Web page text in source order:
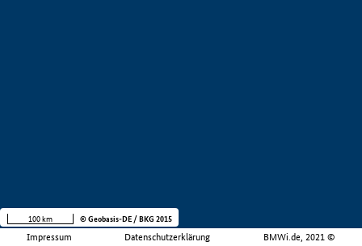
Impressum Datenschutzerklärung BMWi.de, 2021 ©
100 km © Geobasis-DE / BKG 2015